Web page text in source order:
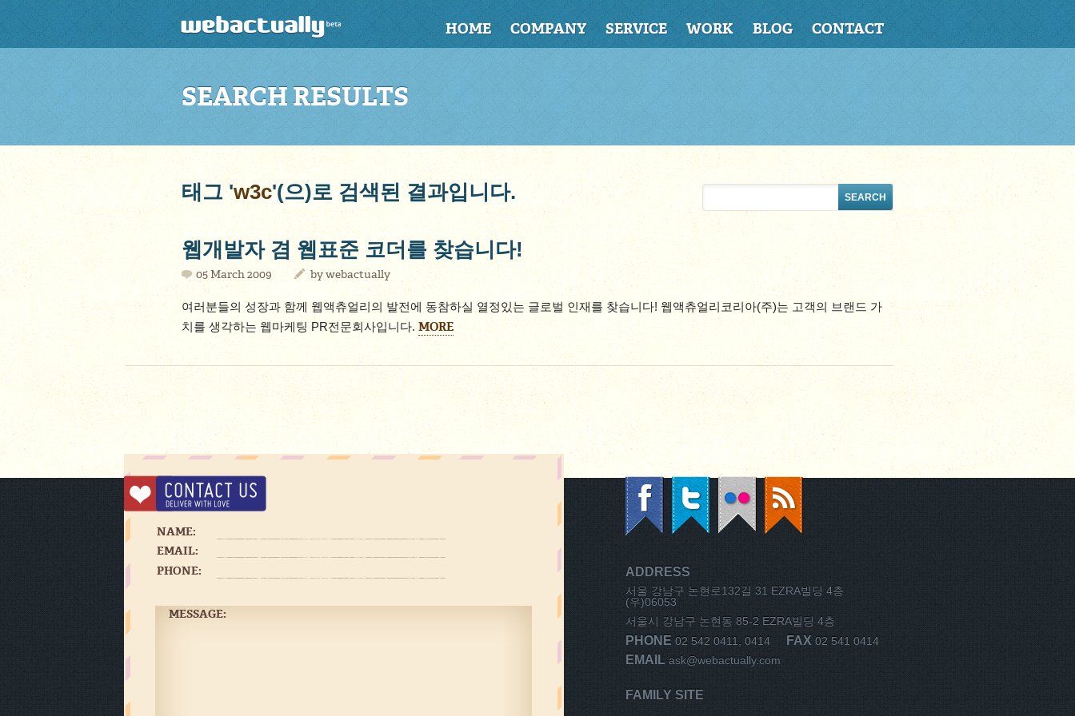
HOME COMPANY SERVICE WORK BLOG CONTACT
SEARCH RESULTS
태그 'w3c'(으)로 검색된 결과입니다.
웹개발자 겸 웹표준 코더를 찾습니다!
05 March 2009 bywebactually
여러분들의 성장과 함께 웹액츄얼리의 발전에 동참하실 열정있는 글로벌 인재를 찾습니다! 웹액츄얼리코리아(주)는 고객의 브랜드 가
치를 생각하는 웹마케팅 PR전문회사입니다. MORE
ADDRESS
서울 강남구 논현로132길 31 EZRA빌딩 4층
(우)06053
서울시 강남구 논현동 85-2 EZRA빌딩 4층
PHONE 02 542 0411, 0414 FAX 02 541 0414
EMAIL ask@webactually.com
FAMILY SITE
NAME:
EMAIL:
PHONE:
MESSAGE: